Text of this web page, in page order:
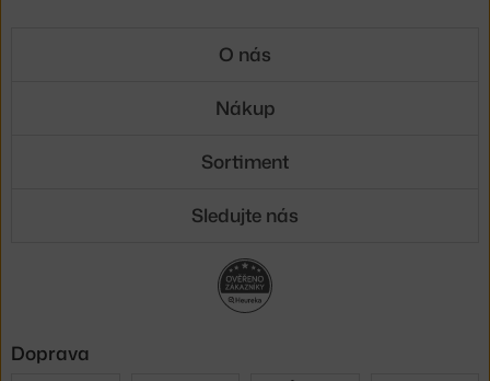
O nás
Nákup
Sortiment
Sledujte nás
Doprava